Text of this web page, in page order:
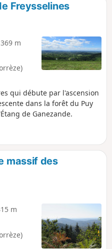
p
Freysselines
m
qui débute par l'ascension
dans la forêt du Puy
de Ganezande.
massif des
m